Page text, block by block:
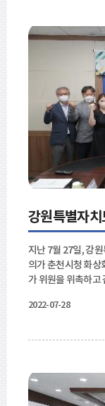
강원특별자
지난 7월 27일, 강
의가 춘천시청 화상
가 위원을 위촉하고
제주의 경우와 비교
사람 그리고 수부도
응방안을 마련할 계
춘천에 이익되는 법
2022-07-28